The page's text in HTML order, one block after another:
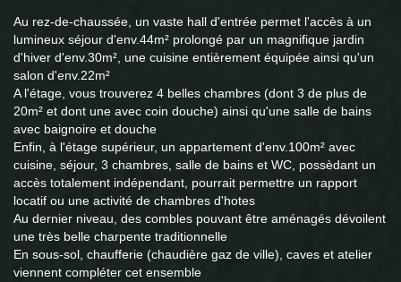
Au rez-de-chaussée, un vaste hall d'entrée permet l'accès à un
lumineux séjour d'env.44m² prolongé par un magnifique jardin
d'hiver d'env.30m², une cuisine entièrement équipée ainsi qu'un
salon d'env.22m²
A l'étage, vous trouverez 4 belles chambres (dont 3 de plus de
20m² et dont une avec coin douche) ainsi qu'une salle de bains
avec baignoire et douche
Enfin, à l'étage supérieur, un appartement d'env.100m² avec
cuisine, séjour, 3 chambres, salle de bains et WC, possèdant un
accès totalement indépendant, pourrait permettre un rapport
locatif ou une activité de chambres d'hotes
Au dernier niveau, des combles pouvant être aménagés dévoilent
une très belle charpente traditionnelle
En sous-sol, chaufferie (chaudière gaz de ville), caves et atelier
viennent compléter cet ensemble